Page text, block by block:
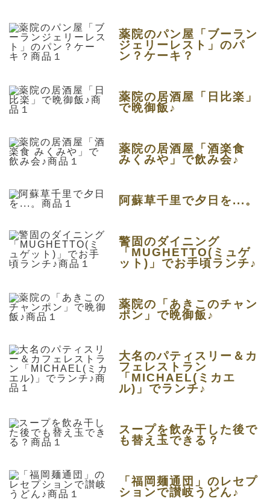
薬院のパン屋「ブーラン
ジェリーレスト」のパ
ン？ケーキ？
薬院の居酒屋「日比楽」
で晩御飯♪
薬院の居酒屋「酒楽食
みくみや」で飲み会♪
阿蘇草千里で夕日を...。
警固のダイニング
「MUGHETTO(ミュゲ
ット)」でお手頃ランチ♪
薬院の「あきこのチャン
ポン」で晩御飯♪
大名のパティスリー＆カ
フェレストラン
「MICHAEL(ミカエ
ル)」でランチ♪
スープを飲み干した後で
も替え玉できる？
「福岡麺通団」のレセプ
ションで讃岐うどん♪